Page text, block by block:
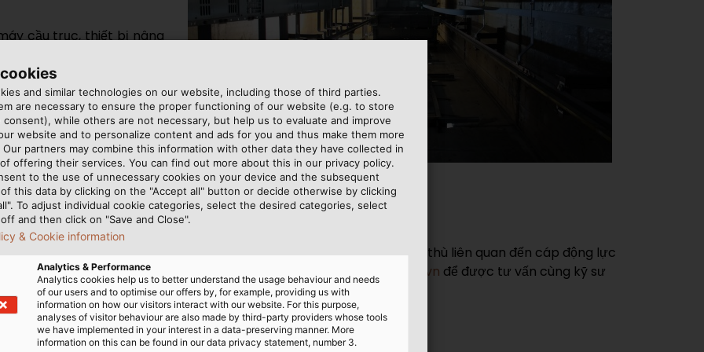
cầu trục, thiết bị nâng
cao để đảm bảo hoạt
rò rỉ dầu thủy lực.
trong lĩnh vực này cũng
động quay và cho
, chúng tôi cung cấp nhiều
Máy Nâng & Cẩu Trục.
Cáp động lực trong thang máy
định các giải pháp tối ưu và phù hợp nhất cho từng ứng dụng đặc thù liên quan đến cáp động lực
28 77755578hoặc gửi email cho chúng tôi đến info@helukabel.com.vn để được tư vấn cùng kỹ sư
and similar technologies on our website, including those of third parties.
are necessary to ensure the proper functioning of our website (e.g. to store
consent), while others are not necessary, but help us to evaluate and improve
website and to personalize content and ads for you and thus make them more
partners may combine this information with other data they have collected in
offering their services. You can find out more about this in our privacy policy.
to the use of unnecessary cookies on your device and the subsequent
this data by clicking on the "Accept all" button or decide otherwise by clicking
To adjust individual cookie categories, select the desired categories, select
and then click on "Save and Close".
& Cookie information
Analytics & Performance
Analytics cookies help us to better understand the usage behaviour and needs
of our users and to optimise our offers by, for example, providing us with
information on how our visitors interact with our website. For this purpose,
analyses of visitor behaviour are also made by third-party providers whose tools
we have implemented in your interest in a data-preserving manner. More
information on this can be found in our data privacy statement, number 3.